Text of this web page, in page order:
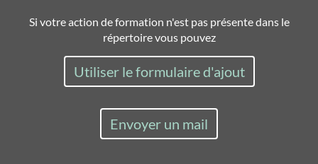
Si votre action de formation n'est pas présente dans le
répertoire vous pouvez
Utiliser le formulaire d'ajout
Envoyer un mail